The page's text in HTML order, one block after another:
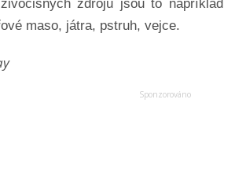
zdrojů jsou to například
maso, játra, pstruh, vejce.